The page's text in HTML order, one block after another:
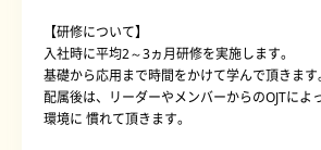
【研修について】
入社時に平均2～3ヵ月研修を実施します。
基礎から応用まで時間をかけて学んで頂きます
配属後は、リーダーやメンバーからのOJTによ
環境に 慣れて頂きます。